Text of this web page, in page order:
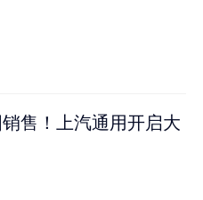
售！上汽通用开启大